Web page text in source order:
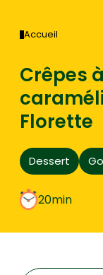
Accueil
Crêpes
Florette
Dessert
20min